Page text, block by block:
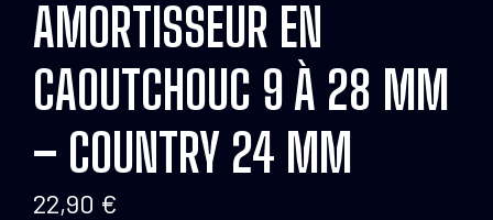
AMORTISSEUR EN
CAOUTCHOUC 9 À 28 MM
– COUNTRY 24 MM
22,90 €